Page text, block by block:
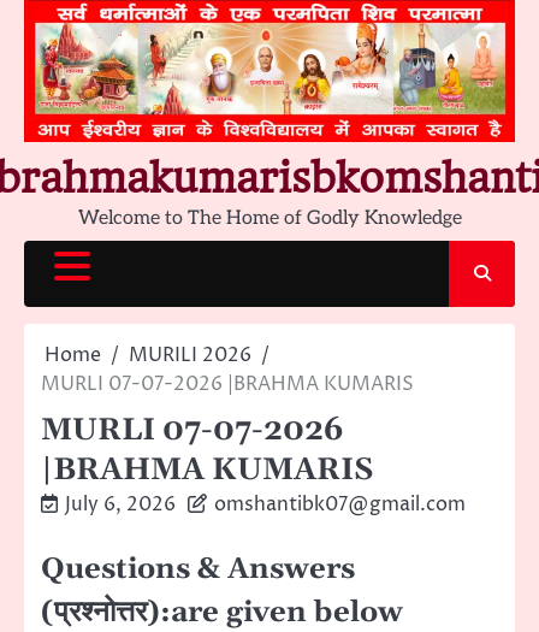
content
Welcome to The Home of Godly Knowledge
Home
MURILI 2026
MURLI 07-07-2026 |BRAHMA KUMARIS
MURLI 07-07-2026
|BRAHMA KUMARIS
July 6, 2026 omshantibk07@gmail.com
Questions & Answers
(प्रश्नोत्तर):are given below